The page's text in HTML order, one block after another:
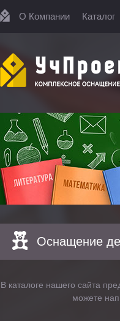
О Компании Каталог
Оснащение
В каталоге нашего сайта
можете